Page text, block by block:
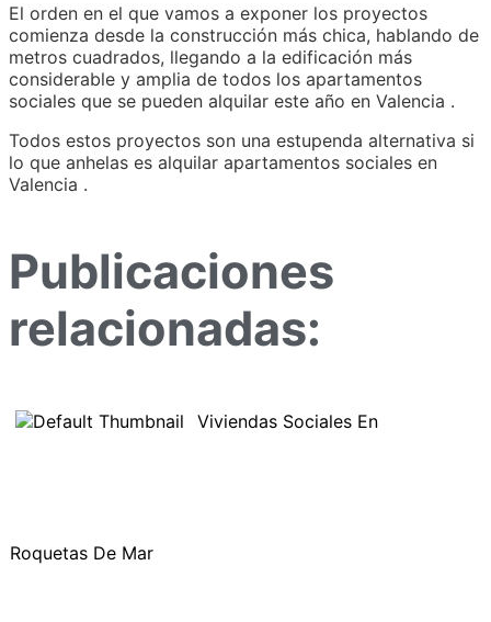
El orden en el que vamos a exponer los proyectos
comienza desde la construcción más chica, hablando de
metros cuadrados, llegando a la edificación más
considerable y amplia de todos los apartamentos
sociales que se pueden alquilar este año en Valencia .
Todos estos proyectos son una estupenda alternativa si
lo que anhelas es alquilar apartamentos sociales en
Valencia .
Publicaciones
relacionadas:
Viviendas Sociales En
Roquetas De Mar